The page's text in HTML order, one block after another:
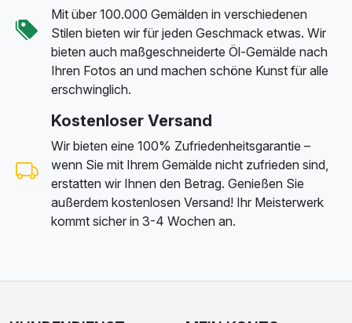
Mit über 100.000 Gemälden in verschiedenen
Stilen bieten wir für jeden Geschmack etwas. Wir
bieten auch maßgeschneiderte Öl-Gemälde nach
Ihren Fotos an und machen schöne Kunst für alle
erschwinglich.
Kostenloser Versand
Wir bieten eine 100% Zufriedenheitsgarantie –
wenn Sie mit Ihrem Gemälde nicht zufrieden sind,
erstatten wir Ihnen den Betrag. Genießen Sie
außerdem kostenlosen Versand! Ihr Meisterwerk
kommt sicher in 3-4 Wochen an.